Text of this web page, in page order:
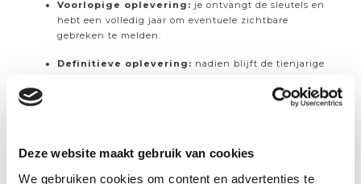
Deze website maakt gebruik van cookies
We gebruiken cookies om content en advertenties te
Voorlopige oplevering: je ontvangt de sleutels en
hebt een volledig jaar om eventuele zichtbare
gebreken te melden.
Definitieve oplevering: nadien blijft de tienjarige
Wil je meer weten over
het verschil tussen de voorlopige